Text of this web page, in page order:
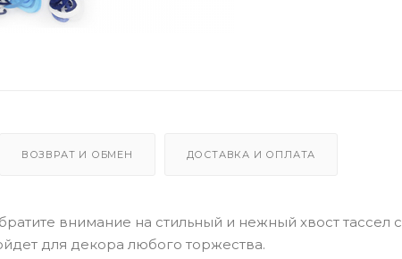
ВОЗВРАТ И ОБМЕН ДОСТАВКА И ОПЛАТА
внимание на стильный и нежный хвост тассел с
для декора любого торжества.